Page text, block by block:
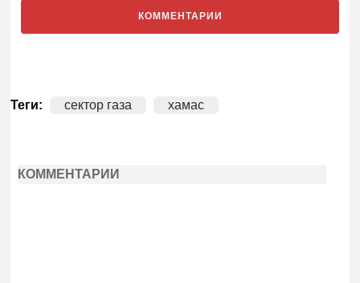
КОММЕНТАРИИ
Теги: сектор газа хамас
КОММЕНТАРИИ